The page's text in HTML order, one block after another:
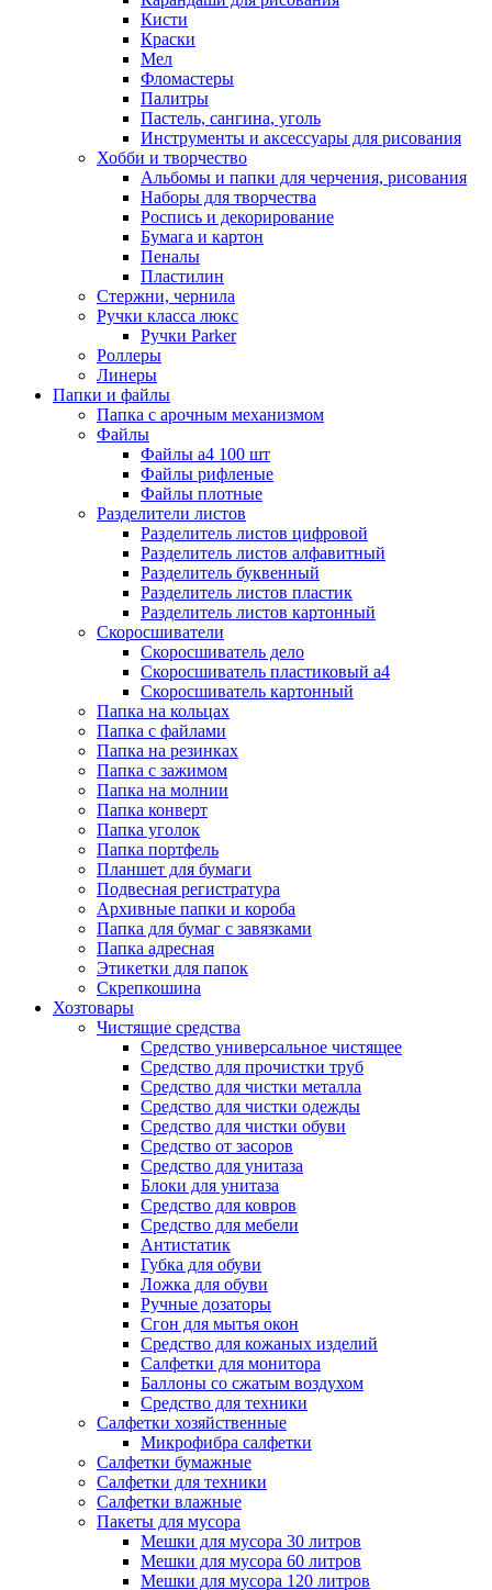
Кисти
Краски
Мел
Фломастеры
Палитры
Пастель, сангина, уголь
Инструменты и аксессуары для рисования
Хобби и творчество
Альбомы и папки для черчения, рисования
Наборы для творчества
Роспись и декорирование
Бумага и картон
Пеналы
Пластилин
Стержни, чернила
Ручки класса люкс
Ручки Parker
Роллеры
Линеры
Папки и файлы
Папка с арочным механизмом
Файлы
Файлы а4 100 шт
Файлы рифленые
Файлы плотные
Разделители листов
Разделитель листов цифровой
Разделитель листов алфавитный
Разделитель буквенный
Разделитель листов пластик
Разделитель листов картонный
Скоросшиватели
Скоросшиватель дело
Скоросшиватель пластиковый а4
Скоросшиватель картонный
Папка на кольцах
Папка с файлами
Папка на резинках
Папка с зажимом
Папка на молнии
Папка конверт
Папка уголок
Папка портфель
Планшет для бумаги
Подвесная регистратура
Архивные папки и короба
Папка для бумаг с завязками
Папка адресная
Этикетки для папок
Скрепкошина
Хозтовары
Чистящие средства
Средство универсальное чистящее
Средство для прочистки труб
Средство для чистки металла
Средство для чистки одежды
Средство для чистки обуви
Средство от засоров
Средство для унитаза
Блоки для унитаза
Средство для ковров
Средство для мебели
Антистатик
Губка для обуви
Ложка для обуви
Ручные дозаторы
Сгон для мытья окон
Средство для кожаных изделий
Салфетки для монитора
Баллоны со сжатым воздухом
Средство для техники
Салфетки хозяйственные
Микрофибра салфетки
Салфетки бумажные
Салфетки для техники
Салфетки влажные
Пакеты для мусора
Мешки для мусора 30 литров
Мешки для мусора 60 литров
Мешки для мусора 120 литров